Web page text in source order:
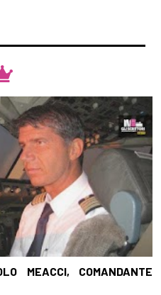
MEACCI, COMANDANTE